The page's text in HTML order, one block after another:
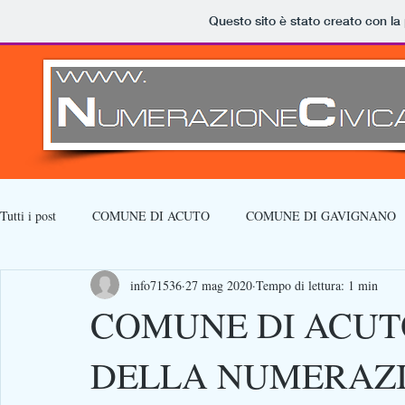
Questo sito è stato creato con
Tutti i post COMUNE DI ACUTO COMUNE DI GAVIGNANO
COMUNE DI
DELLA
info71536 27 mag 2020 Tempo di lettura: 1 min